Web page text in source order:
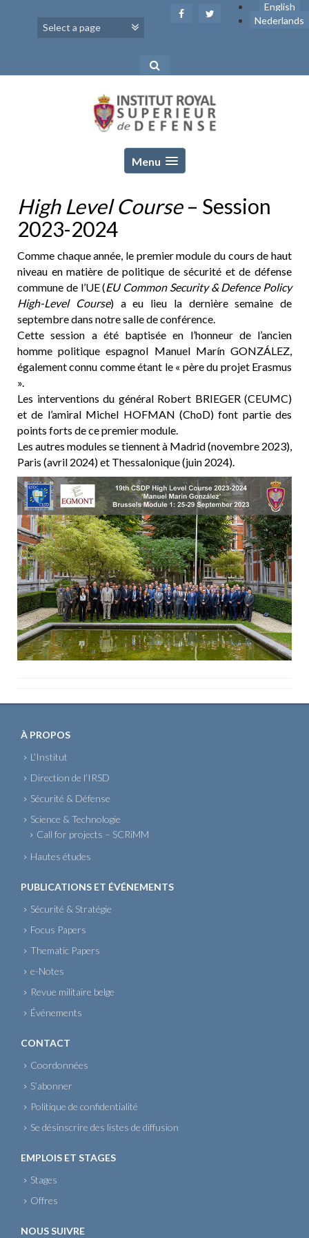
English
Nederlands
Menu
High Level Course– Session
2023-2024
Comme chaque année, le premier module du cours de haut
niveau en matière de politique de sécurité et de défense
commune de l’UE (EU Common Security & Defence Policy
High-Level Course) a eu lieu la dernière semaine de
septembre dans notre salle de conférence.
Cette session a été baptisée en l’honneur de l’ancien
homme politique espagnol Manuel Marín GONZÁLEZ,
également connu comme étant le « père du projet Erasmus
».
Les interventions du général Robert BRIEGER (CEUMC)
et de l’amiral Michel HOFMAN (ChoD) font partie des
points forts de ce premier module.
Les autres modules se tiennent à Madrid (novembre 2023),
Paris (avril 2024) et Thessalonique (juin 2024).
À PROPOS
L’Institut
Direction de l’IRSD
Sécurité & Défense
Science & Technologie
Call for projects – SCRiMM
Hautes études
PUBLICATIONS ET ÉVÉNEMENTS
Sécurité & Stratégie
Focus Papers
Thematic Papers
e-Notes
Revue militaire belge
Événements
CONTACT
Coordonnées
S’abonner
Politique de confidentialité
Se désinscrire des listes de diffusion
EMPLOIS ET STAGES
Stages
Offres
NOUS SUIVRE